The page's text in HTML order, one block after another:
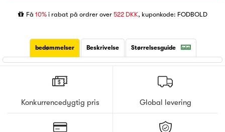
Få 10%i rabat på ordrer over 522 DKK, kuponkode: FODBOLD
bedømmelser Beskrivelse Størrelsesguide
Konkurrencedygtig pris Global levering